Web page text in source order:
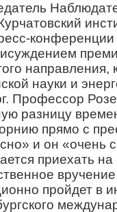
направления,
науки и
Профессор
разницу
прямо с
и он «очень
приехать
пройдет в